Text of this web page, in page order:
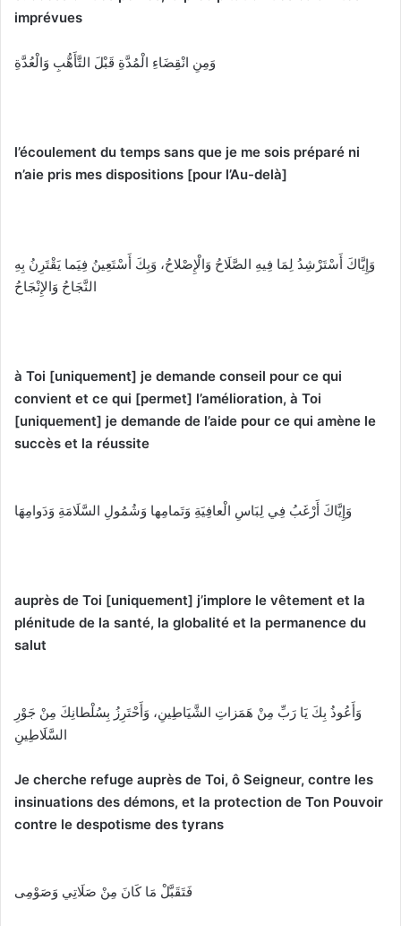
imprévues
وَمِنِ انْقِضَاءِ الْمُدَّةِ قَبْلَ التَّأَهُّبِ وَالْعُدَّةِ
l’écoulement du temps sans que je me sois préparé ni
n’aie pris mes dispositions [pour l’Au-delà]
وَإِيَّاكَ أَسْتَرْشِدُ لِمَا فِيهِ الصَّلَاحُ وَالْإِصْلاحُ، وَبِكَ أَسْتَعِينُ فِيَما يَقْتَرِنُ بِهِ
النَّجَاحُ وَالإِنْجَاحُ
à Toi [uniquement] je demande conseil pour ce qui
convient et ce qui [permet] l’amélioration, à Toi
[uniquement] je demande de l’aide pour ce qui amène le
succès et la réussite
وَإِيَّاكَ أَرْغَبُ فِي لِبَاسِ الْعافِيَةِ وَتَمامِها وَشُمُولِ السَّلَامَةِ وَدَوامِهَا
auprès de Toi [uniquement] j’implore le vêtement et la
plénitude de la santé, la globalité et la permanence du
salut
وَأَعُوذُ بِكَ يَا رَبِّ مِنْ هَمَزاتِ الشَّيَاطِينِ، وَأَحْتَرِزُ بِسُلْطانِكَ مِنْ جَوْرِ
السَّلَاطِينِ
Je cherche refuge auprès de Toi, ô Seigneur, contre les
insinuations des démons, et la protection de Ton Pouvoir
contre le despotisme des tyrans
فَتَقَبَّلْ مَا كَانَ مِنْ صَلَاتِي وَصَوْمِى